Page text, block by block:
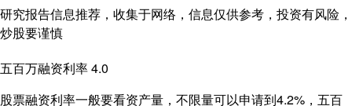
研究报告信息推荐，收集于网络，信息仅供参考，投资有风险，
炒股要谨慎
五百万融资利率 4.0
股票融资利率一般要看资产量，不限量可以申请到4.2%，五百